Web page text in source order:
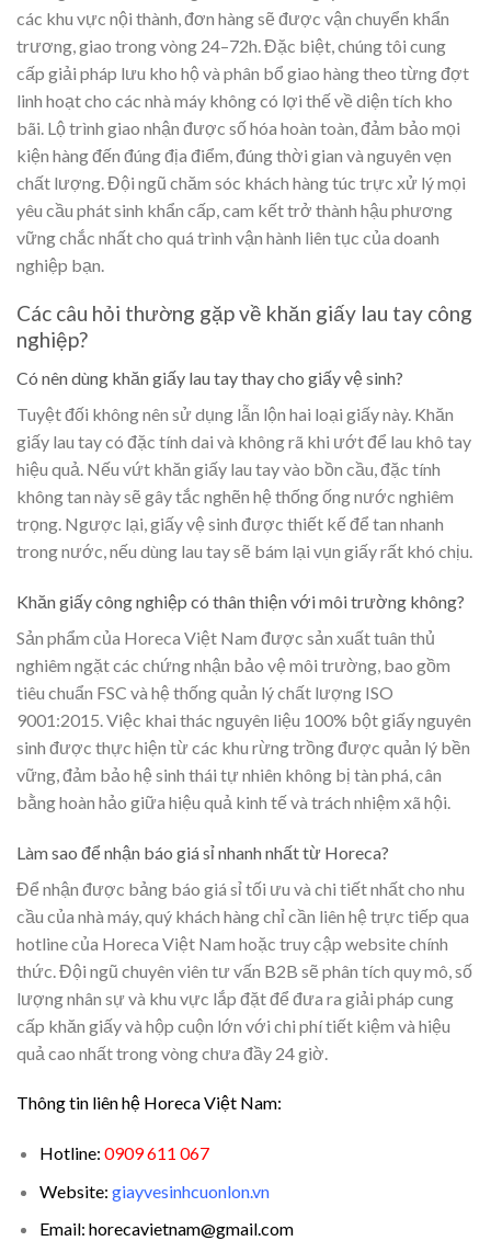
các khu vực nội thành, đơn hàng sẽ được vận chuyển khẩn
trương, giao trong vòng 24–72h. Đặc biệt, chúng tôi cung
cấp giải pháp lưu kho hộ và phân bổ giao hàng theo từng đợt
linh hoạt cho các nhà máy không có lợi thế về diện tích kho
bãi. Lộ trình giao nhận được số hóa hoàn toàn, đảm bảo mọi
kiện hàng đến đúng địa điểm, đúng thời gian và nguyên vẹn
chất lượng. Đội ngũ chăm sóc khách hàng túc trực xử lý mọi
yêu cầu phát sinh khẩn cấp, cam kết trở thành hậu phương
vững chắc nhất cho quá trình vận hành liên tục của doanh
nghiệp bạn.
Các câu hỏi thường gặp về khăn giấy lau tay công
nghiệp?
Có nên dùng khăn giấy lau tay thay cho giấy vệ sinh?
Tuyệt đối không nên sử dụng lẫn lộn hai loại giấy này. Khăn
giấy lau tay có đặc tính dai và không rã khi ướt để lau khô tay
hiệu quả. Nếu vứt khăn giấy lau tay vào bồn cầu, đặc tính
không tan này sẽ gây tắc nghẽn hệ thống ống nước nghiêm
trọng. Ngược lại, giấy vệ sinh được thiết kế để tan nhanh
trong nước, nếu dùng lau tay sẽ bám lại vụn giấy rất khó chịu.
Khăn giấy công nghiệp có thân thiện với môi trường không?
Sản phẩm của Horeca Việt Nam được sản xuất tuân thủ
nghiêm ngặt các chứng nhận bảo vệ môi trường, bao gồm
tiêu chuẩn FSC và hệ thống quản lý chất lượng ISO
9001:2015. Việc khai thác nguyên liệu 100% bột giấy nguyên
sinh được thực hiện từ các khu rừng trồng được quản lý bền
vững, đảm bảo hệ sinh thái tự nhiên không bị tàn phá, cân
bằng hoàn hảo giữa hiệu quả kinh tế và trách nhiệm xã hội.
Làm sao để nhận báo giá sỉ nhanh nhất từ Horeca?
Để nhận được bảng báo giá sỉ tối ưu và chi tiết nhất cho nhu
cầu của nhà máy, quý khách hàng chỉ cần liên hệ trực tiếp qua
hotline của Horeca Việt Nam hoặc truy cập website chính
thức. Đội ngũ chuyên viên tư vấn B2B sẽ phân tích quy mô, số
lượng nhân sự và khu vực lắp đặt để đưa ra giải pháp cung
cấp khăn giấy và hộp cuộn lớn với chi phí tiết kiệm và hiệu
quả cao nhất trong vòng chưa đầy 24 giờ.
Thông tin liên hệ Horeca Việt Nam:
Hotline: 0909 611 067
Website: giayvesinhcuonlon.vn
Email: horecavietnam@gmail.com